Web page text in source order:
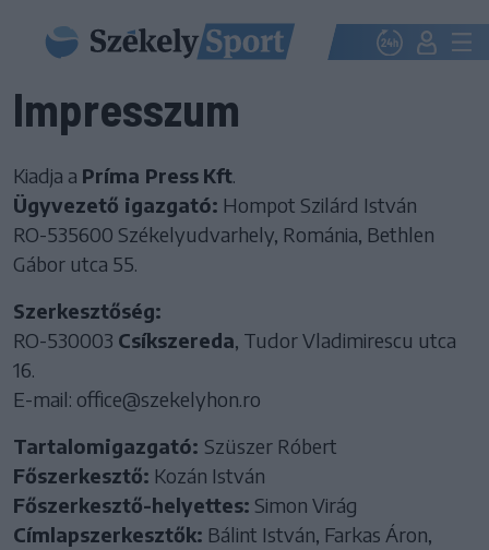
Impresszum
Kiadja a Príma Press Kft.
Ügyvezető igazgató: Hompot Szilárd István
RO-535600 Székelyudvarhely, Románia, Bethlen
Gábor utca 55.
Szerkesztőség:
RO-530003 Csíkszereda, Tudor Vladimirescu utca
16.
E-mail: office@szekelyhon.ro
Tartalomigazgató: Szüszer Róbert
Főszerkesztő: Kozán István
Főszerkesztő-helyettes: Simon Virág
Címlapszerkesztők: Bálint István, Farkas Áron,